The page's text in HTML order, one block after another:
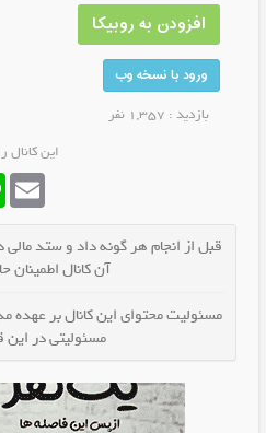
افزودن به روبیکا
ورود با نسخه وب
بازدید : 1,357 نفر
این کانال
Email
قبل از انجام هر گونه داد و ستد مالی
آن کانال اطمینان
مسئولیت محتوای این کانال بر عهده
مسئولیتی در این